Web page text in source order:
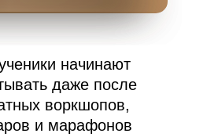
начинают
даже после
воркшопов,
и марафонов